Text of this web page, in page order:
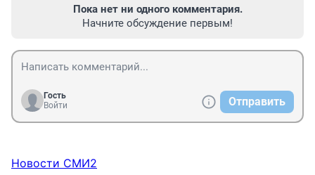
Пока нет ни одного комментария.
Начните обсуждение первым!
Гость
Войти
Отправить
Новости СМИ2